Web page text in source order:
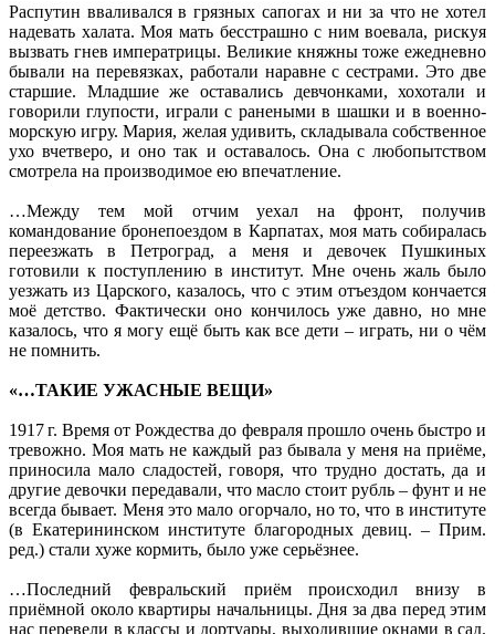
Распутин вваливался в грязных сапогах и ни за что не хотел
надевать халата. Моя мать бесстрашно с ним воевала, рискуя
вызвать гнев императрицы. Великие княжны тоже ежедневно
бывали на перевязках, работали наравне с сестрами. Это две
старшие. Младшие же оставались девчонками, хохотали и
говорили глупости, играли с ранеными в шашки и в военно-
морскую игру. Мария, желая удивить, складывала собственное
ухо вчетверо, и оно так и оставалось. Она с любопытством
смотрела на производимое ею впечатление.
…Между тем мой отчим уехал на фронт, получив
командование бронепоездом в Карпатах, моя мать собиралась
переезжать в Петроград, а меня и девочек Пушкиных
готовили к поступлению в институт. Мне очень жаль было
уезжать из Царского, казалось, что с этим отъездом кончается
моё детство. Фактически оно кончилось уже давно, но мне
казалось, что я могу ещё быть как все дети – играть, ни о чём
не помнить.
«…ТАКИЕ УЖАСНЫЕ ВЕЩИ»
1917 г. Время от Рождества до февраля прошло очень быстро и
тревожно. Моя мать не каждый раз бывала у меня на приёме,
приносила мало сладостей, говоря, что трудно достать, да и
другие девочки передавали, что масло стоит рубль – фунт и не
всегда бывает. Меня это мало огорчало, но то, что в институте
(в Екатерининском институте благородных девиц. – Прим.
ред.) стали хуже кормить, было уже серьёзнее.
…Последний февральский приём происходил внизу в
приёмной около квартиры начальницы. Дня за два перед этим
нас перевели в классы и дортуары, выходившие окнами в сад.